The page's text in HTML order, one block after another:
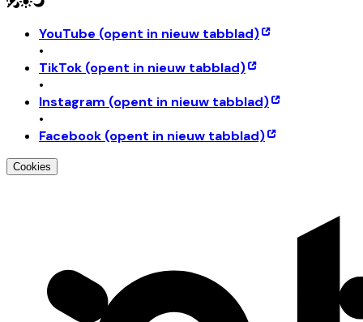
YouTube (opent in nieuw tabblad)
•
TikTok (opent in nieuw tabblad)
•
Instagram (opent in nieuw tabblad)
•
Facebook (opent in nieuw tabblad)
Cookies